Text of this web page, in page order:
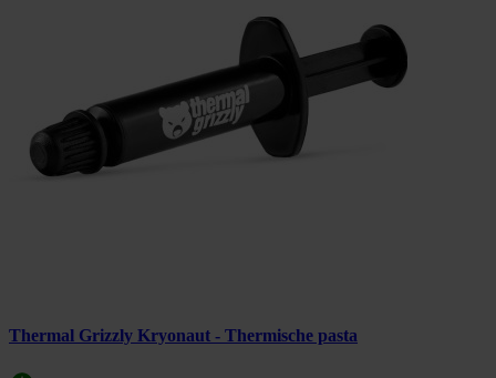
Thermal Grizzly Kryonaut - Thermische pasta